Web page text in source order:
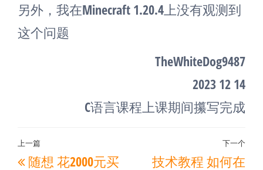
另外，我在Minecraft 1.20.4上没有观测到
这个问题
TheWhiteDog9487
2023 12 14
C语言课程上课期间攥写完成
文
上
上一篇
随想 花2000元买
下
下一个
技术教程 如何在